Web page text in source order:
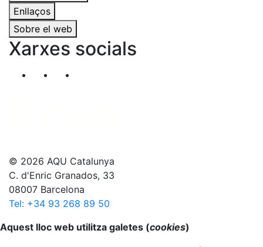
Enllaços
Sobre el web
Xarxes socials
Segueix-nos al nostre canal de Twitter
© 2026 AQU Catalunya
C. d'Enric Granados, 33
08007 Barcelona
Tel: +34 93 268 89 50
Anar al principi
Aquest lloc web utilitza galetes (cookies)